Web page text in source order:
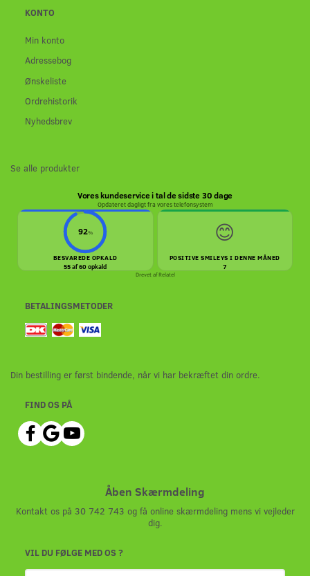
KONTO
Min konto
Adressebog
Ønskeliste
Ordrehistorik
Nyhedsbrev
Se alle produkter
Vores kundeservice i tal de sidste 30 dage
Opdateret dagligt fra vores telefonsystem
92%
BESVAREDE OPKALD
55 af 60 opkald
😊
POSITIVE SMILEYS I DENNE MÅNED
7
Drevet afRelatel
BETALINGSMETODER
Din bestilling er først bindende, når vi har bekræftet din ordre.
FIND OS PÅ
Åben Skærmdeling
Kontakt os på 30 742 743 og få online skærmdeling mens vi vejleder
dig.
VIL DU FØLGE MED OS ?